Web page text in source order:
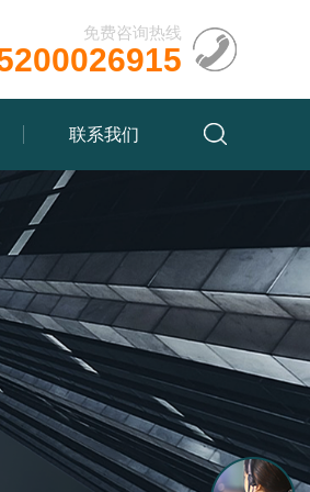
免费咨询热线
联系我们